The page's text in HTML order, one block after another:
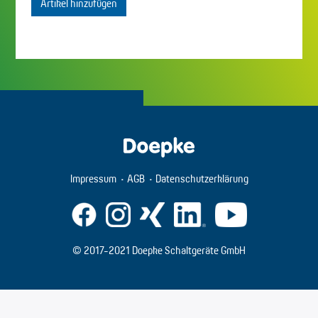
Artikel hinzufügen
Impressum AGB Datenschutzerklärung
© 2017-2021 Doepke Schaltgeräte GmbH